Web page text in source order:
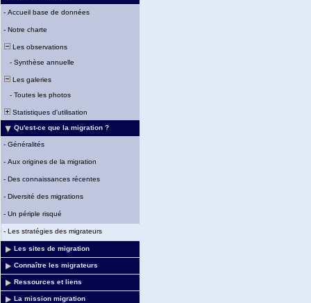
- Accueil base de données
- Notre charte
Les observations
- Synthèse annuelle
Les galeries
- Toutes les photos
Statistiques d'utilisation
Qu'est-ce que la migration ?
- Généralités
- Aux origines de la migration
- Des connaissances récentes
- Diversité des migrations
- Un périple risqué
- Les stratégies des migrateurs
Les sites de migration
Connaître les migrateurs
Ressources et liens
La mission migration